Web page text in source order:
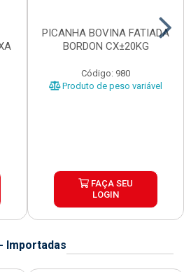
PICANHA BOVINA FATIADA
BORDON CX±20KG
Código: 980
Produto de peso variável
FAÇA SEU
LOGIN
Importadas